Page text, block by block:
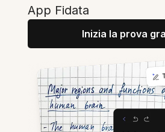
App Fidata
Inizia la prova